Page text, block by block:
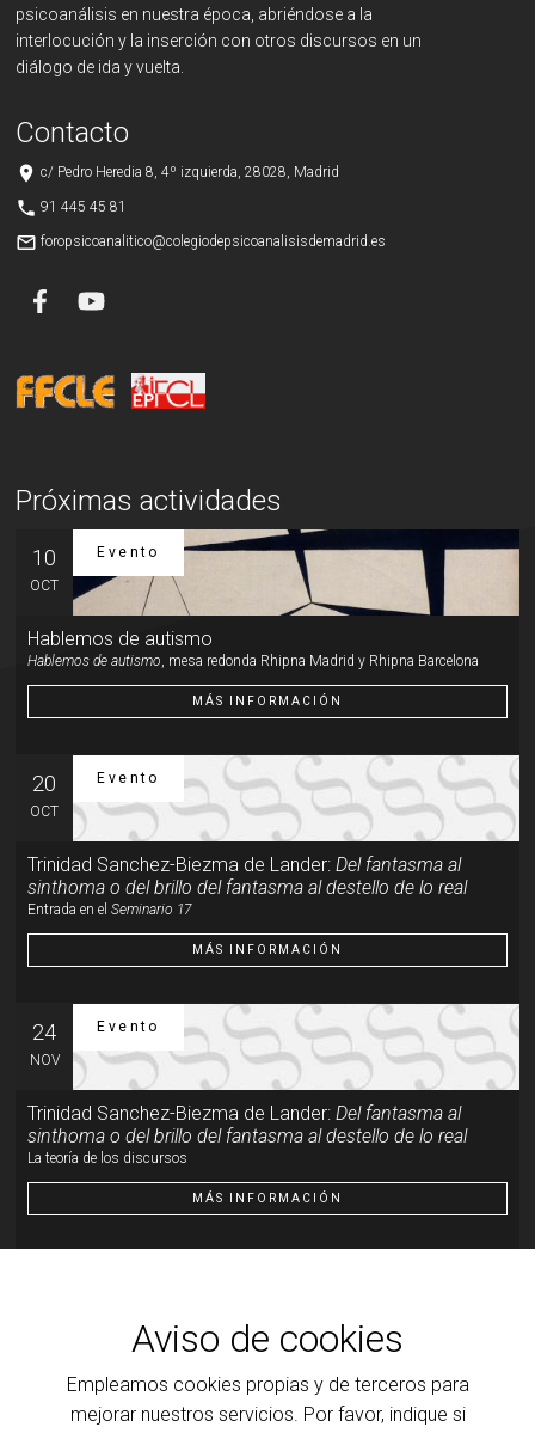
Aviso de cookies
Empleamos cookies propias y de terceros para
mejorar nuestros servicios. Por favor, indique si
psicoanálisis en nuestra época, abriéndose a la
interlocución y la inserción con otros discursos en un
diálogo de ida y vuelta.
Contacto
place c/ Pedro Heredia 8, 4º izquierda, 28028, Madrid
phone 91 445 45 81
mail_outline foropsicoanalitico@colegiodepsicoanalisisdemadrid.es
Próximas actividades
10
OCT
Evento
Hablemos de autismo
Hablemos de autismo, mesa redonda Rhipna Madrid y Rhipna Barcelona
MÁS INFORMACIÓN
20
OCT
Evento
Trinidad Sanchez-Biezma de Lander:Del fantasma al
sinthoma o del brillo del fantasma al destello de lo real
Entrada en elSeminario 17
MÁS INFORMACIÓN
24
NOV
Evento
Trinidad Sanchez-Biezma de Lander:Del fantasma al
sinthoma o del brillo del fantasma al destello de lo real
La teoría de los discursos
MÁS INFORMACIÓN
sinthoma o del brillo del fantasma al destello de lo real
Del brillo del fantasma al destello de lo real